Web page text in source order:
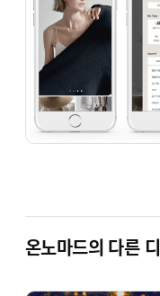
온노마드의 다른